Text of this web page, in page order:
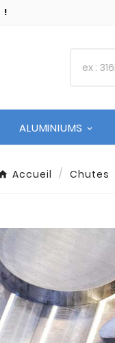
!
ALUMINIUMS
Accueil Chutes